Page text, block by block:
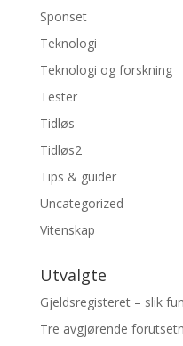
Sponset
Teknologi
Teknologi og forskning
Tester
Tidløs
Tidløs2
Tips & guider
Uncategorized
Vitenskap
Utvalgte
Gjeldsregisteret – slik
Tre avgjørende